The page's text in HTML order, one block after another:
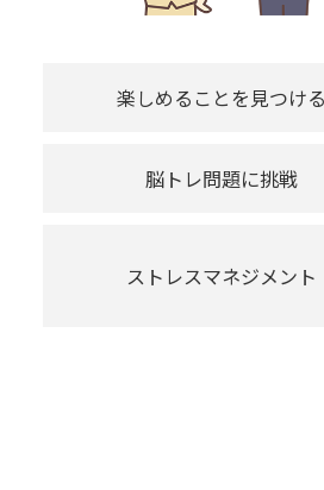
楽しめることを見つける
脳トレ問題に挑戦
ストレスマネジメント